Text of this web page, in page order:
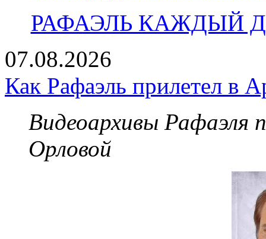
РАФАЭЛЬ КАЖДЫЙ
07.08.2026
Как Рафаэль прилетел в
Видеоархивы Рафаэля
Орловой